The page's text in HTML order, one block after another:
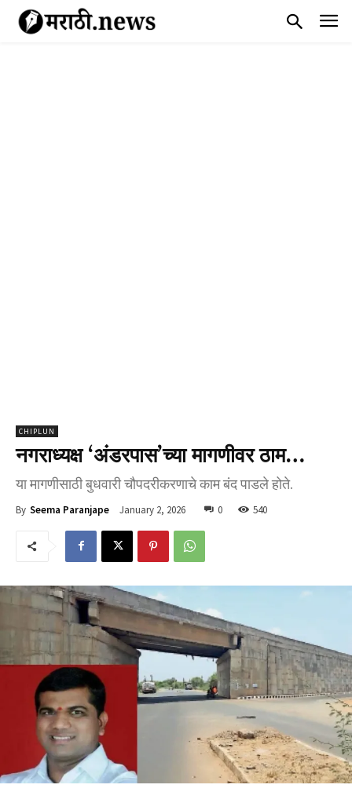
CHIPLUN
नगराध्यक्ष ‘अंडरपास’च्या मागणीवर ठाम…
या मागणीसाठी बुधवारी चौपदरीकरणाचे काम बंद पाडले होते.
By Seema Paranjape January 2, 2026 0 540